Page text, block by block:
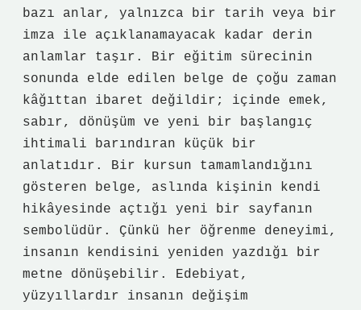
bazı anlar, yalnızca bir tarih veya bir
imza ile açıklanamayacak kadar derin
anlamlar taşır. Bir eğitim sürecinin
sonunda elde edilen belge de çoğu zaman
kâğıttan ibaret değildir; içinde emek,
sabır, dönüşüm ve yeni bir başlangıç
ihtimali barındıran küçük bir
anlatıdır. Bir kursun tamamlandığını
gösteren belge, aslında kişinin kendi
hikâyesinde açtığı yeni bir sayfanın
sembolüdür. Çünkü her öğrenme deneyimi,
insanın kendisini yeniden yazdığı bir
metne dönüşebilir. Edebiyat,
yüzyıllardır insanın değişim